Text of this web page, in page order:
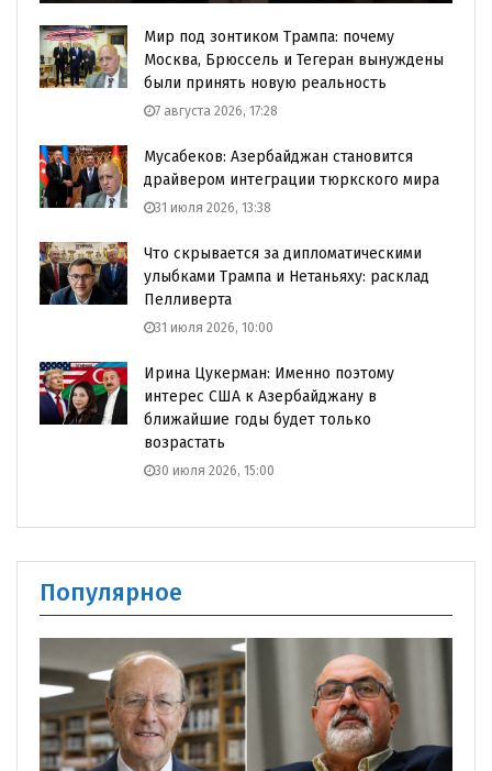
Мир под зонтиком Трампа: почему
Москва, Брюссель и Тегеран вынуждены
были принять новую реальность
7 августа 2026, 17:28
Мусабеков: Азербайджан становится
драйвером интеграции тюркского мира
31 июля 2026, 13:38
Что скрывается за дипломатическими
улыбками Трампа и Нетаньяху: расклад
Пелливерта
31 июля 2026, 10:00
Ирина Цукерман: Именно поэтому
интерес США к Азербайджану в
ближайшие годы будет только
возрастать
30 июля 2026, 15:00
Популярное